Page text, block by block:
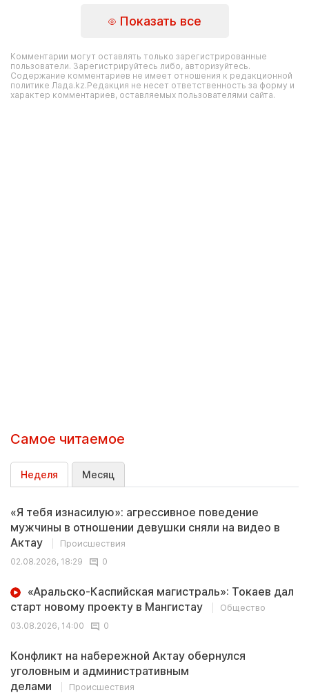
Показать все
Комментарии могут оставлять только зарегистрированные
пользователи. Зарегистрируйтесь либо, авторизуйтесь.
Содержание комментариев не имеет отношения к редакционной
политике Лада.kz.Редакция не несет ответственность за форму и
характер комментариев, оставляемых пользователями сайта.
Самое читаемое
Неделя Месяц
«Я тебя изнасилую»: агрессивное поведение
мужчины в отношении девушки сняли на видео в
Актау
Происшествия
02.08.2026, 18:29
0
«Аральско-Каспийская магистраль»: Токаев дал
старт новому проекту в Мангистау
Общество
03.08.2026, 14:00
0
Конфликт на набережной Актау обернулся
уголовным и административным
делами
Происшествия